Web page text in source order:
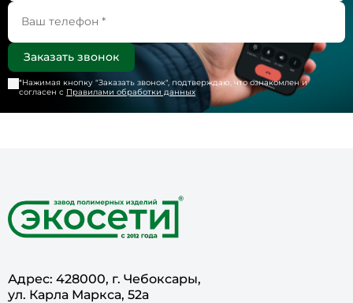
*Нажимая кнопку "Заказать звонок", подтверждаю, что ознакомлен и
согласен с Правилами обработки данных
Адрес: 428000, г. Чебоксары,
ул. Карла Маркса, 52а